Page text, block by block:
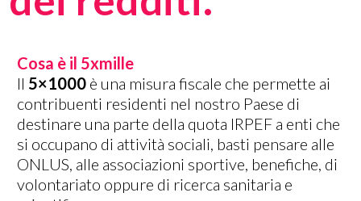
Cosa è il 5xmille
Il 5×1000 è una misura fiscale che permette ai
contribuenti residenti nel nostro Paese di
destinare una parte della quota IRPEF a enti che
si occupano di attività sociali, basti pensare alle
ONLUS, alle associazioni sportive, benefiche, di
volontariato oppure di ricerca sanitaria e